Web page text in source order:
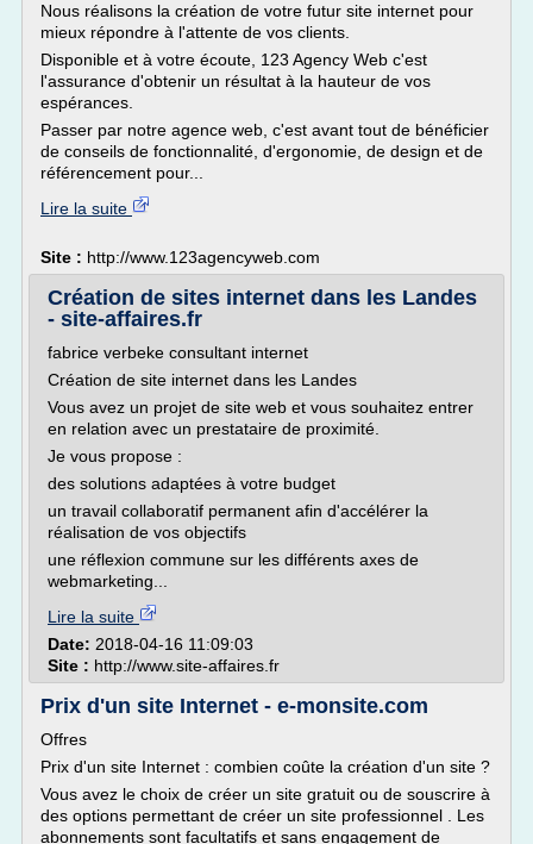
Nous réalisons la création de votre futur site internet pour
mieux répondre à l'attente de vos clients.
Disponible et à votre écoute, 123 Agency Web c'est
l'assurance d'obtenir un résultat à la hauteur de vos
espérances.
Passer par notre agence web, c'est avant tout de bénéficier
de conseils de fonctionnalité, d'ergonomie, de design et de
référencement pour...
Lire la suite
Site : http://www.123agencyweb.com
Création de sites internet dans les Landes
- site-affaires.fr
fabrice verbeke consultant internet
Création de site internet dans les Landes
Vous avez un projet de site web et vous souhaitez entrer
en relation avec un prestataire de proximité.
Je vous propose :
des solutions adaptées à votre budget
un travail collaboratif permanent afin d'accélérer la
réalisation de vos objectifs
une réflexion commune sur les différents axes de
webmarketing...
Lire la suite
Date: 2018-04-16 11:09:03
Site : http://www.site-affaires.fr
Prix d'un site Internet - e-monsite.com
Offres
Prix d'un site Internet : combien coûte la création d'un site ?
Vous avez le choix de créer un site gratuit ou de souscrire à
des options permettant de créer un site professionnel . Les
abonnements sont facultatifs et sans engagement de